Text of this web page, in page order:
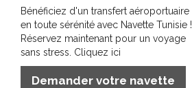
Bénéficiez d'un transfert aéroportuaire
en toute sérénité avec Navette Tunisie !
Réservez maintenant pour un voyage
sans stress. Cliquez ici
Demander votre navette